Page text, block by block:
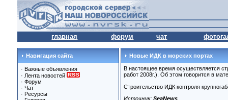
главная форум чат
Навигация сайта
· Важные объявления
· Лента новостей
· Форум
· Чат
· Ресурсы
Новые ИДК в морских портах
В настоящее время осуществляется
работ 2008г.). Об этом говорится в
Строительство ИДК контроля
Источник: SeaNews